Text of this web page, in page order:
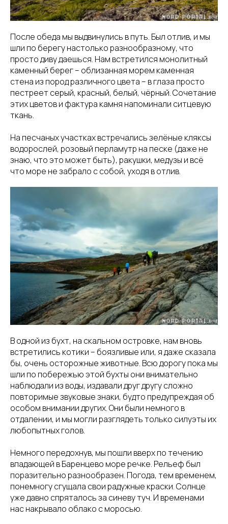
После обеда мы выдвинулись в путь. Был отлив, и мы
шли по берегу настолько разнообразному, что
просто диву даешься. Нам встретился монолитный
каменный берег – облизанная морем каменная
стена из пород различного цвета – в глаза просто
пестреет серый, красный, белый, чёрный. Сочетание
этих цветов и фактура камня напоминали ситцевую
ткань.
На песчаных участках встречались зелёные кляксы
водорослей, розовый перламутр на песке (даже не
знаю, что это может быть), ракушки, медузы и всё
что море не забрало с собой, уходя в отлив.
В одной из бухт, на скальном островке, нам вновь
встретились котики – боязливые или, я даже сказала
бы, очень осторожные животные. Всю дорогу пока мы
шли по побережью этой бухты они внимательно
наблюдали из воды, издавали друг другу сложно
повторимые звуковые знаки, будто предупреждая об
особом внимании других. Они были немного в
отдалении, и мы могли разглядеть только силуэты их
любопытных голов.
Немного передохнув, мы пошли вверх по течению
впадающей в Баренцево море речке. Рельеф был
поразительно разнообразен. Погода, тем временем,
понемногу сгущала свои радужные краски. Солнце
уже давно спряталось за синеву туч. И временами
нас накрывало облако с моросью.